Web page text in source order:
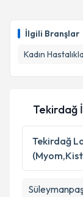
İlgili Branşlar
Kadın
Tekirdağ
Tekirdağ